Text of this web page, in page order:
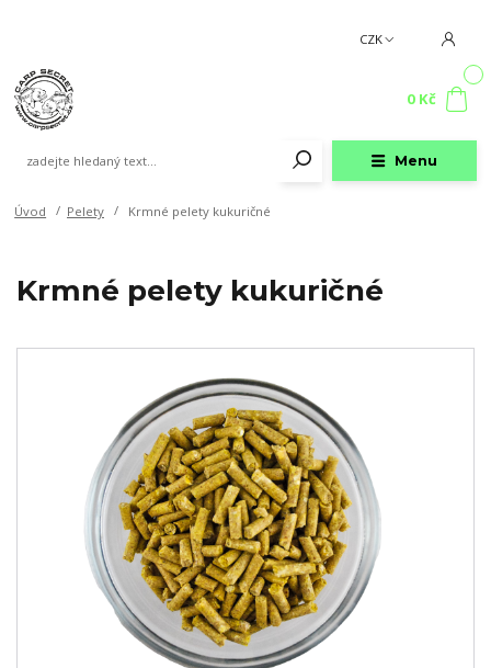
Menu
CZK
0 Kč
Úvod Pelety Krmné pelety kukuričné
Krmné pelety kukuričné